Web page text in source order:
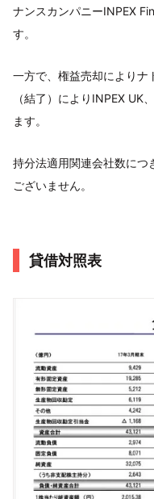
ナンスカンパニーINPEX
す。
一方で、権益売却によりナ
（結了）によりINPEX UK
ます。
持分法適用関連会社数につ
ございません。
貸借対照表